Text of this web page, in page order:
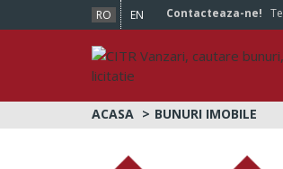
RO EN Contacteaza-ne!
ACASA BUNURI IMOBILE